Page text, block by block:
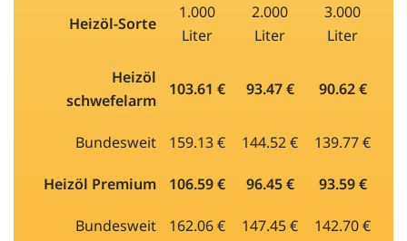
Heizöl-Sorte
1.000
Liter
2.000
Liter
3.000
Liter
Heizöl
schwefelarm
103.61 € 93.47 € 90.62 €
Bundesweit 159.13 € 144.52 € 139.77 €
Heizöl Premium 106.59 € 96.45 € 93.59 €
Bundesweit 162.06 € 147.45 € 142.70 €